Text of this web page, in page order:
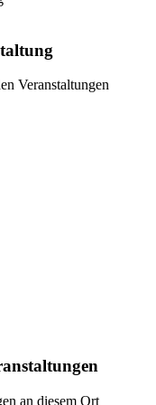
Veranstaltungen
an diesem Ort